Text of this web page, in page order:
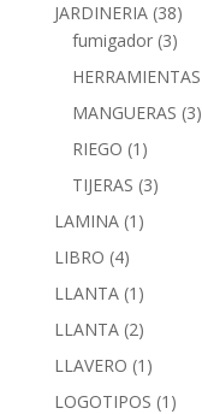
JARDINERIA (38)
fumigador (3)
HERRAMIENTAS
MANGUERAS (3)
RIEGO (1)
TIJERAS (3)
LAMINA (1)
LIBRO (4)
LLANTA (1)
LLANTA (2)
LLAVERO (1)
LOGOTIPOS (1)